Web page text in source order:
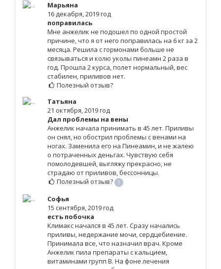
Марьяна
16 декабря, 2019 год
поправилась
Мне анжелик не подошел по одной простой
причине, что я от него поправилась на 6 кг за 2
месяца. Решила с гормонами больше не
связываться и колю уколы пинеамн 2 раза в
год. Прошла 2 курса, полет нормальный, вес
стабилен, приливов нет.
Полезный отзыв?
Татьяна
21 октября, 2019 год
Дал проблемы на вены
Анжелик начала принимать в 45 лет. Приливы
он снял, но обострил проблемы с венами на
ногах. Заменила его на Пинеамин, и не жалею
о потраченных деньгах. Чувствую себя
помолодевшей, выгляжу прекрасно, не
страдаю от приливов, бессонницы.
Полезный отзыв? 3
Софья
15 сентября, 2019 год
есть побочка
Климакс начался в 45 лет. Сразу начались
приливы, недержание мочи, сердцебиение.
Принимала все, что назначил врач. Кроме
Анжелик пила препараты с кальцием,
витаминами групп В. На фоне лечения